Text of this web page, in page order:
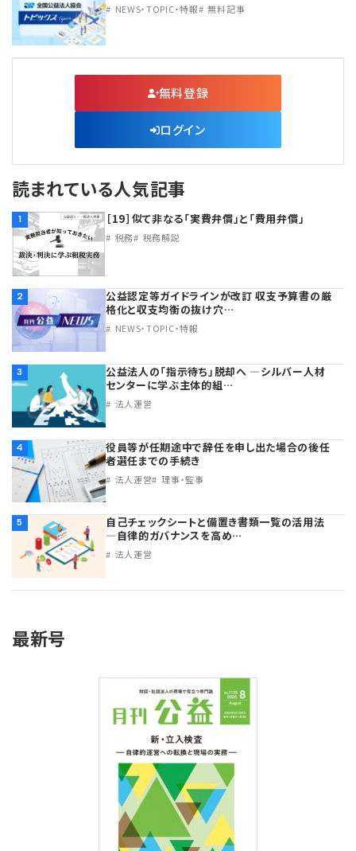
NEWS・TOPIC・特報 無料記事
無料登録
ログイン
読まれている人気記事
1 ［19］似て非なる「実費弁償」と「費用弁償」
税務 税務解説
2
公益認定等ガイドラインが改訂 収支予算書の厳
格化と収支均衡の抜け穴…
NEWS・TOPIC・特報
3
公益法人の「指示待ち」脱却へ ―シルバー人材
センターに学ぶ主体的組…
法人運営
4
役員等が任期途中で辞任を申し出た場合の後任
者選任までの手続き
法人運営 理事・監事
5
自己チェックシートと備置き書類一覧の活用法
―自律的ガバナンスを高め…
法人運営
最新号